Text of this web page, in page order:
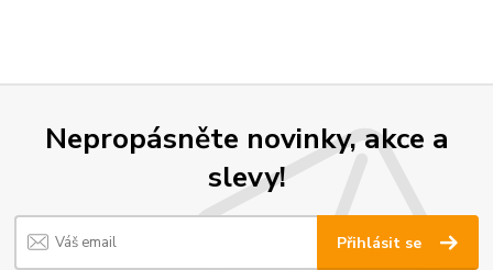
Nepropásněte novinky, akce a
slevy!
Přihlásit se